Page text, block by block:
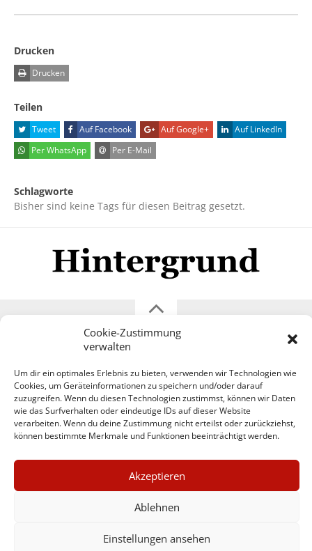
Cookie-Zustimmung
verwalten
Um dir ein optimales Erlebnis zu bieten, verwenden wir Technologien wie
Cookies, um Geräteinformationen zu speichern und/oder darauf
zuzugreifen. Wenn du diesen Technologien zustimmst, können wir Daten
wie das Surfverhalten oder eindeutige IDs auf dieser Website
verarbeiten. Wenn du deine Zustimmung nicht erteilst oder zurückziehst,
können bestimmte Merkmale und Funktionen beeinträchtigt werden.
Akzeptieren
Ablehnen
Einstellungen ansehen
Drucken
Drucken
Teilen
Tweet Auf Facebook Auf Google+
Auf LinkedIn
Per WhatsApp
Per E-Mail
Schlagworte
Bisher sind keine Tags für diesen Beitrag gesetzt.
Impressum Datenschutzerklärung
© Copyright Hintergrund.de, 2015 - 2026
Zum Newsletter jetzt kostenlos
erscheint ca. alle 4 Wochen
Anmelden
×